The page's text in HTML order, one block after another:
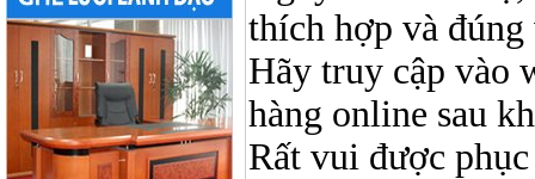
thích hợp và
Hãy truy cập vào
hàng online sau
Rất vui được